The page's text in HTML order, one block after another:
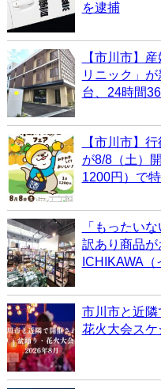
を逮捕
【市川市】
リニック」
台、24時間
【市川市】
が8/8（土）
1200円）で
「もったい
訳あり商品
ICHIKAWA
市川市と近隣
花火大会スケ